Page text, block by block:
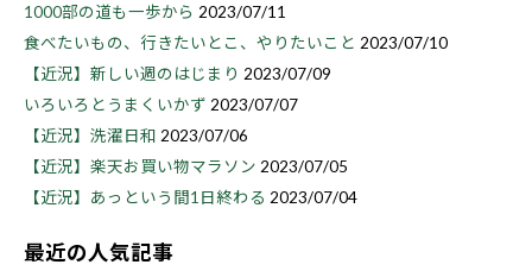
1000部の道も一歩から 2023/07/11
食べたいもの、行きたいとこ、やりたいこと 2023/07/10
【近況】新しい週のはじまり 2023/07/09
いろいろとうまくいかず 2023/07/07
【近況】洗濯日和 2023/07/06
【近況】楽天お買い物マラソン 2023/07/05
【近況】あっという間1日終わる 2023/07/04
最近の人気記事